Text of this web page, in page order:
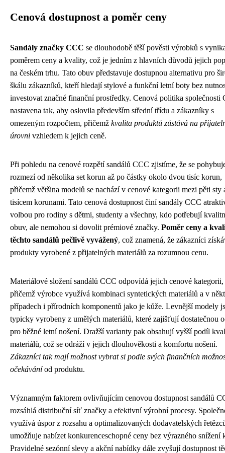
Cenová dostupnost a poměr ceny
Sandály značky CCC se dlouhodobě těší pověsti výrobků s
poměrem ceny a kvality, což je jedním z hlavních důvodů jejich
na českém trhu. Tato obuv představuje dostupnou alternativu pro
škálu zákazníků, kteří hledají stylové a funkční letní boty bez
investovat značné finanční prostředky. Cenová politika společnosti
nastavena tak, aby oslovila především střední třídu a zákazníky s
omezeným rozpočtem, přičemž kvalita produktů zůstává na
úrovni vzhledem k jejich ceně.
Při pohledu na cenové rozpětí sandálů CCC zjistíme, že se
rozmezí od několika set korun až po částky okolo dvou tisíc korun,
přičemž většina modelů se nachází v cenové kategorii mezi pěti sty
tisícem korunami. Tato cenová dostupnost činí sandály CCC
volbou pro rodiny s dětmi, studenty a všechny, kdo potřebují
obuv, ale nemohou si dovolit prémiové značky. Poměr ceny a
těchto sandálů pečlivě vyvážený, což znamená, že zákazníci
produkty vyrobené z přijatelných materiálů za rozumnou cenu.
Materiálové složení sandálů CCC odpovídá jejich cenové kategorii,
přičemž výrobce využívá kombinaci syntetických materiálů a v
případech i přírodních komponentů jako je kůže. Levnější modely
typicky vyrobeny z umělých materiálů, které zajišťují dostatečnou
pro běžné letní nošení. Dražší varianty pak obsahují vyšší podíl
materiálů, což se odráží v jejich dlouhověkosti a komfortu nošení.
Zákazníci tak mají možnost vybrat si podle svých finančních
očekáváníod produktu.
Významným faktorem ovlivňujícím cenovou dostupnost sandálů
rozsáhlá distribuční síť značky a efektivní výrobní procesy.
využívá úspor z rozsahu a optimalizovaných dodavatelských
umožňuje nabízet konkurenceschopné ceny bez výrazného snížení
Pravidelné sezónní slevy a akční nabídky dále zvyšují dostupnost